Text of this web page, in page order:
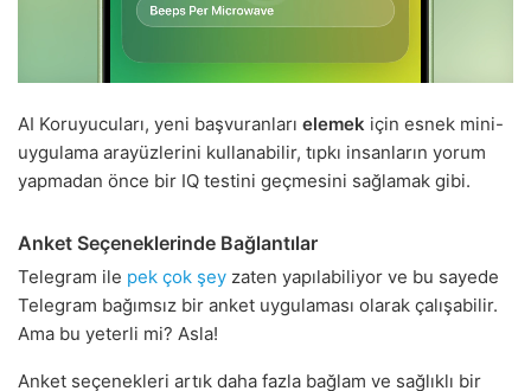
AI Koruyucuları, yeni başvuranları elemek için esnek mini-
uygulama arayüzlerini kullanabilir, tıpkı insanların yorum
yapmadan önce bir IQ testini geçmesini sağlamak gibi.
Anket Seçeneklerinde Bağlantılar
Telegram ile pek çok şey zaten yapılabiliyor ve bu sayede
Telegram bağımsız bir anket uygulaması olarak çalışabilir.
Ama bu yeterli mi? Asla!
Anket seçenekleri artık daha fazla bağlam ve sağlıklı bir